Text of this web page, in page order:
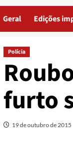
Geral Edições
Polícia
furto
19 de outubro de 2015